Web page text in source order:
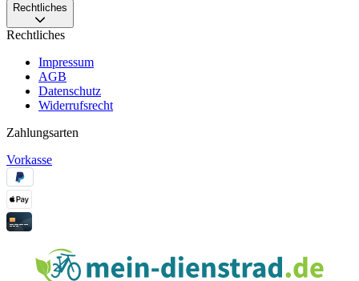
Rechtliches
Rechtliches
Impressum
AGB
Datenschutz
Widerrufsrecht
Zahlungsarten
Vorkasse